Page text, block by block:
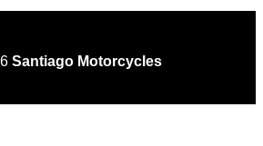
Santiago Motorcycles